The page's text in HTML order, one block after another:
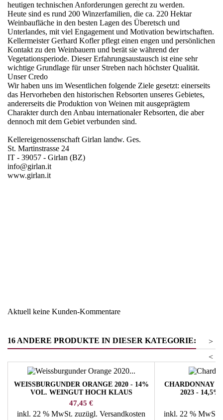
heutigen technischen Anforderungen gerecht zu werden.
Heute sind es rund 200 Winzerfamilien, die ca. 220 Hektar
Weinbaufläche in den besten Lagen des Überetsch und
Unterlandes, mit viel Engagement und Motivation bewirtschaften.
Kellermeister Gerhard Kofler pflegt einen engen und persönlichen
Kontakt zu den Weinbauern und berät sie während der
Vegetationsperiode. Dieser Erfahrungsaustausch ist eine sehr
wichtige Grundlage für unser Streben nach höchster Qualität.
Unser Credo
Wir haben uns im Wesentlichen folgende Ziele gesetzt: einerseits
das Hervorheben den historischen Rebsorten unseres Gebietes,
andererseits die Produktion von Weinen mit ausgeprägtem
Charakter durch den Anbau internationaler Rebsorten, die aber
dennoch mit dem Gebiet verbunden sind.
Kellereigenossenschaft Girlan landw. Ges.
St. Martinstrasse 24
IT - 39057 - Girlan (BZ)
info@girlan.it
www.girlan.it
Aktuell keine Kunden-Kommentare
16 ANDERE PRODUKTE IN DIESER KATEGORIE:
>
<
WEISSBURGUNDER ORANGE 2020 - 14%
VOL. WEINGUT HOCH KLAUS
Preis
47,45 €
inkl. 22 % MwSt. zuzügl. Versandkosten
CHARDONNAY
2023 -
inkl. 22 % MwSt.